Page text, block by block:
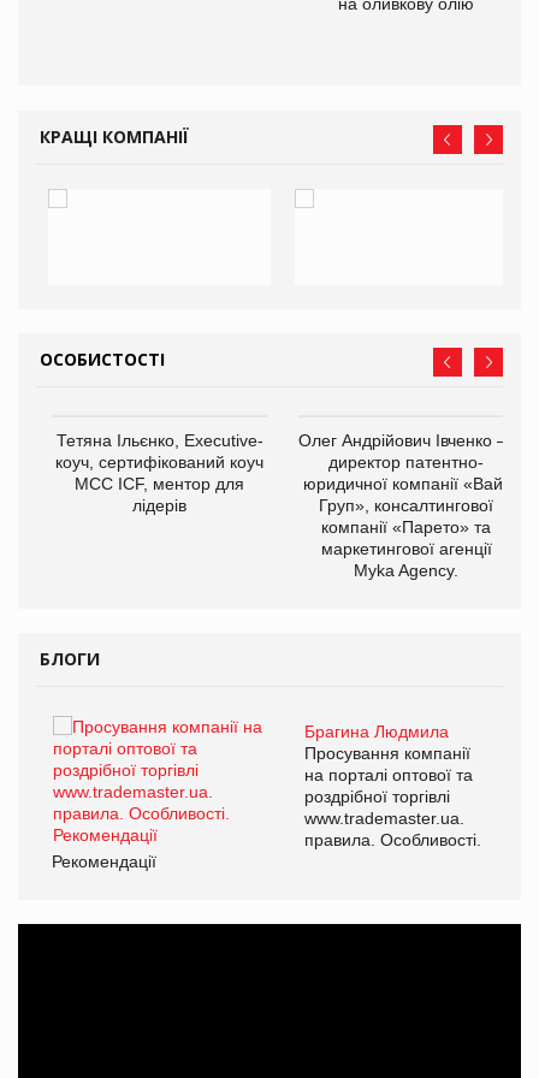
КРАЩІ КОМПАНІЇ
ОСОБИСТОСТІ
Тетяна Ільєнко, Executive-
коуч, сертифікований коуч
МСС ICF, ментор для
лідерів
Олег Андрійович Івченко —
директор патентно-
юридичної компанії «Вайз
Груп», консалтингової
компанії «Парето» та
маркетингової агенції
Myka Agency.
БЛОГИ
Брагина Людмила
Просування компанії
на порталі оптової та
роздрібної торгівлі
www.trademaster.ua.
правила. Особливості.
Рекомендації